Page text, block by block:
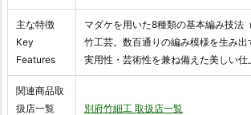
主な特徴
Key
Features
マダケを用いた8種類の基本編み技法
竹工芸。数百通りの編み模様を生み出
実用性・芸術性を兼ね備えた美しい仕
関連商品取
扱店一覧
別府竹細工 取扱店一覧